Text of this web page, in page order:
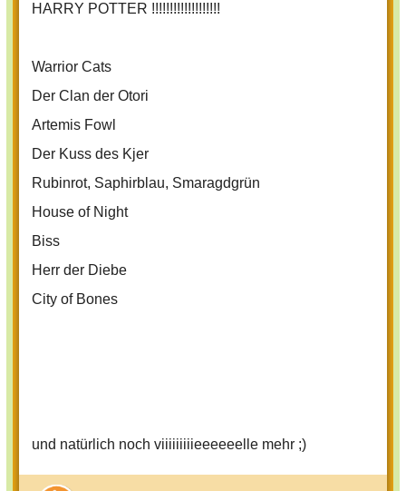
HARRY POTTER !!!!!!!!!!!!!!!!!!!
Warrior Cats
Der Clan der Otori
Artemis Fowl
Der Kuss des Kjer
Rubinrot, Saphirblau, Smaragdgrün
House of Night
Biss
Herr der Diebe
City of Bones
und natürlich noch viiiiiiiiieeeeeelle mehr ;)